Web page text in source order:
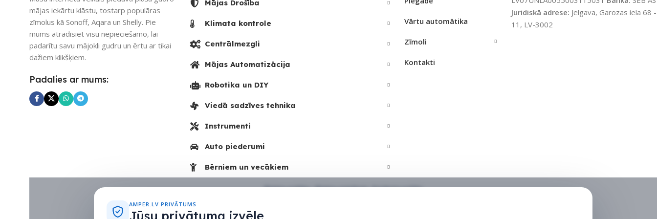
mājas iekārtu klāstu, tostarp populāras
zīmolus kā Sonoff, Aqara un Shelly. Pie
mums atradīsiet visu nepieciešamo, lai
padarītu savu mājokli gudru un ērtu ar tikai
dažiem klikšķiem.
Padalies ar mums:
Mājas Drošība
Klimata kontrole
Centrālmezgli
Mājas Automatizācija
Robotika un DIY
Viedā sadzīves tehnika
Instrumenti
Auto piederumi
Bērniem un vecākiem
Vārtu automātika
Zīmoli
Kontakti
Juridiskā adrese: Jelgava, Garozas iela 68 -
11, LV-3002
AMPER.LV PRIVĀTUMS
Jūsu privātuma izvēle
Sīkdatņu politika• Sīkdatņu iestatījumi •Privātuma politika